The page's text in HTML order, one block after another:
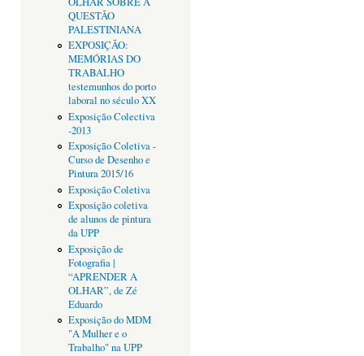
QUESTÃO
PALESTINIANA
EXPOSIÇÃO:
MEMÓRIAS DO
TRABALHO
testemunhos do porto
laboral no século XX
Exposição Colectiva
-2013
Exposição Coletiva -
Curso de Desenho e
Pintura 2015/16
Exposição Coletiva
Exposição coletiva
de alunos de pintura
da UPP
Exposição de
Fotografia |
“APRENDER A
OLHAR”, de Zé
Eduardo
Exposição do MDM
"A Mulher e o
Trabalho" na UPP